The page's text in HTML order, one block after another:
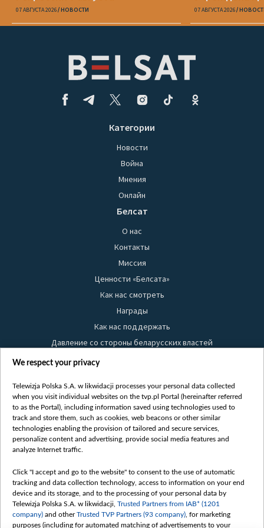
07 АВГУСТА 2026 НОВОСТИ
Вежновец
07 АВГУСТА 2026
Категории
Новости
Война
Мнения
Онлайн
Белсат
О нас
Контакты
Миссия
Ценности «Белсата»
Как нас смотреть
Награды
Как нас поддержать
Давление со стороны беларусских властей
Правила использования материалов
Безопасность
Youtube
Белсат news
Белсат Life
Belsat English
Biełsat PL
Белсат Now
Белсат Shorts
We respect your privacy
Telewizja Polska S.A. w likwidacji processes your personal data collected
when you visit individual websites on the tvp.pl Portal (hereinafter referred
to as the Portal), including information saved using technologies used to
track and store them, such as cookies, web beacons or other similar
technologies enabling the provision of tailored and secure services,
personalize content and advertising, provide social media features and
analyze Internet traffic.
Click "I accept and go to the website" to consent to the use of automatic
tracking and data collection technology, access to information on your end
device and its storage, and to the processing of your personal data by
Telewizja Polska S.A. w likwidacji, Trusted Partners from IAB* (1201
company) and otherTrusted TVP Partners (93 company) , for marketing
purposes (including for automated matching of advertisements to your